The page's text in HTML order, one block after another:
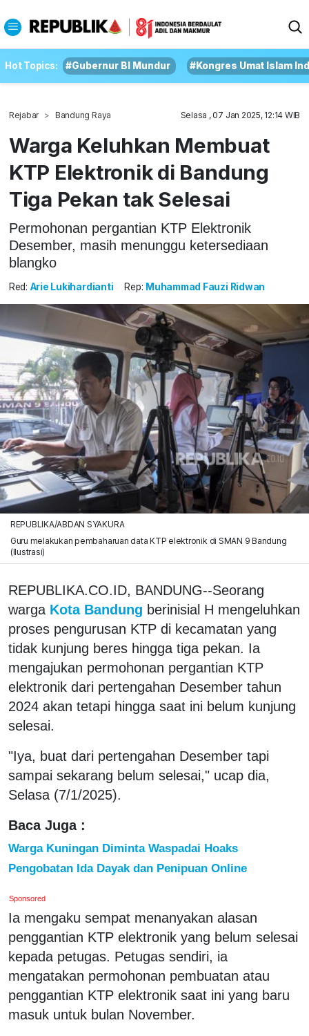
Hot Topics: #Gubernur BI Mundur #Kongres Umat Islam
Rejabar Bandung Raya Selasa , 07 Jan 2025, 12:14 WIB
Warga Keluhkan Membuat
KTP Elektronik di Bandung
Tiga Pekan tak Selesai
Permohonan pergantian KTP Elektronik
Desember, masih menunggu ketersediaan
blangko
Red: Arie Lukihardianti Rep: Muhammad Fauzi Ridwan
REPUBLIKA/ABDAN SYAKURA
Guru melakukan pembaharuan data KTP elektronik di SMAN 9 Bandung
(Ilustrasi)
REPUBLIKA.CO.ID, BANDUNG--Seorang
warga Kota Bandung berinisial H mengeluhkan
proses pengurusan KTP di kecamatan yang
tidak kunjung beres hingga tiga pekan. Ia
mengajukan permohonan pergantian KTP
elektronik dari pertengahan Desember tahun
2024 akan tetapi hingga saat ini belum kunjung
selesai.
"Iya, buat dari pertengahan Desember tapi
sampai sekarang belum selesai," ucap dia,
Selasa (7/1/2025).
Baca Juga :
Warga Kuningan Diminta Waspadai Hoaks
Pengobatan Ida Dayak dan Penipuan Online
Sponsored
Ia mengaku sempat menanyakan alasan
penggantian KTP elektronik yang belum selesai
kepada petugas. Petugas sendiri, ia
mengatakan permohonan pembuatan atau
penggantian KTP elektronik saat ini yang baru
masuk untuk bulan November.